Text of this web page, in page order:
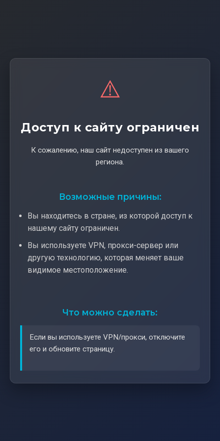
⚠️
Доступ к сайту ограничен
К сожалению, наш сайт недоступен из вашего
региона.
Возможные причины:
Вы находитесь в стране, из которой доступ к
нашему сайту ограничен.
Вы используете VPN, прокси-сервер или
другую технологию, которая меняет ваше
видимое местоположение.
Что можно сделать:
Если вы используете VPN/прокси, отключите
его и обновите страницу.